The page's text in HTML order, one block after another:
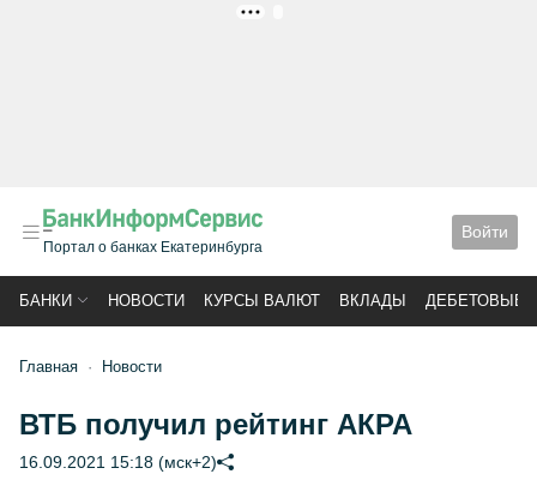
Портал о банках Екатеринбурга
Войти
БАНКИ НОВОСТИ КУРСЫ ВАЛЮТ ВКЛАДЫ ДЕБЕТОВЫЕ
Главная Новости
ВТБ получил рейтинг АКРА
16.09.2021 15:18 (мск+2)